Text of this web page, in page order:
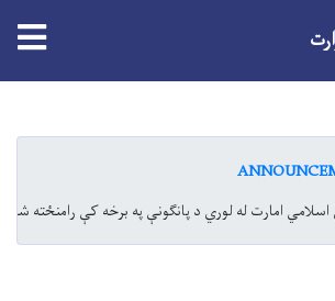
اسلامي امارت له لوري د پانګونې په برخه کې رامنځته